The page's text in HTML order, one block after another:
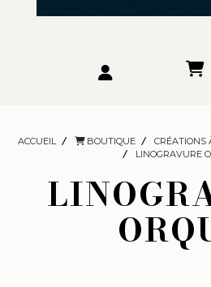
ACCUEIL BOUTIQUE CRÉATIONS
LINOGRAVURE